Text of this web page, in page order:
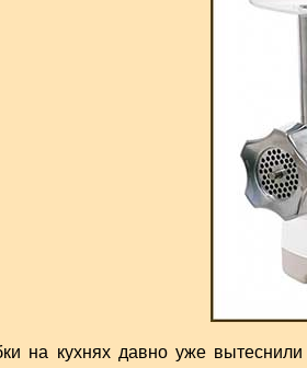
на кухнях давно уже